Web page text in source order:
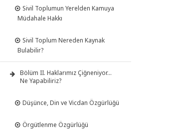
Sivil Toplumun Yerelden Kamuya
Müdahale Hakkı
Sivil Toplum Nereden Kaynak
Bulabilir?
Bölüm II. Haklarımız Çiğneniyor…
Ne Yapabiliriz?
Düşünce, Din ve Vicdan Özgürlüğü
Örgütlenme Özgürlüğü